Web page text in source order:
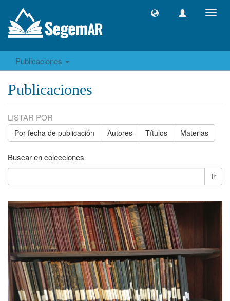
Publicaciones
Publicaciones
LISTAR POR
Por fecha de publicación Autores Títulos Materias
Buscar en colecciones
Ir